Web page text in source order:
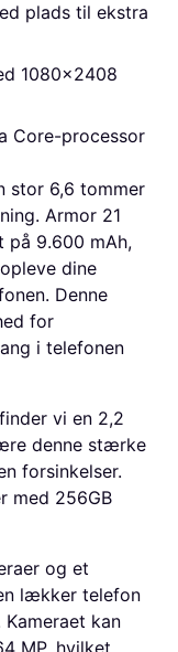
plads til ekstra
1080x2408
Core-processor
stor 6,6 tommer
Armor 21
på 9.600 mAh,
dine
Denne
for
i telefonen
vi en 2,2
denne stærke
forsinkelser.
med 256GB
og et
lækker telefon
kan
MP, hvilket